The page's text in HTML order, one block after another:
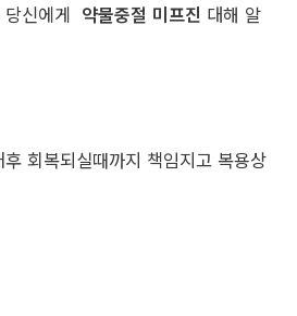
신에게 약물중절 미프진 대해 알
회복되실때까지 책임지고 복용상